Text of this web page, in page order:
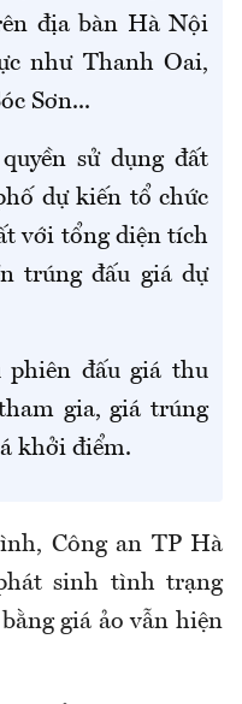
địa bàn Hà Nội
như Thanh Oai,
Sơn...
sử dụng đất
dự kiến tổ chức
với tổng diện tích
trúng đấu giá dự
phiên đấu giá thu
gia, giá trúng
khởi điểm.
Công an TP Hà
sinh tình trạng
giá ảo vẫn hiện